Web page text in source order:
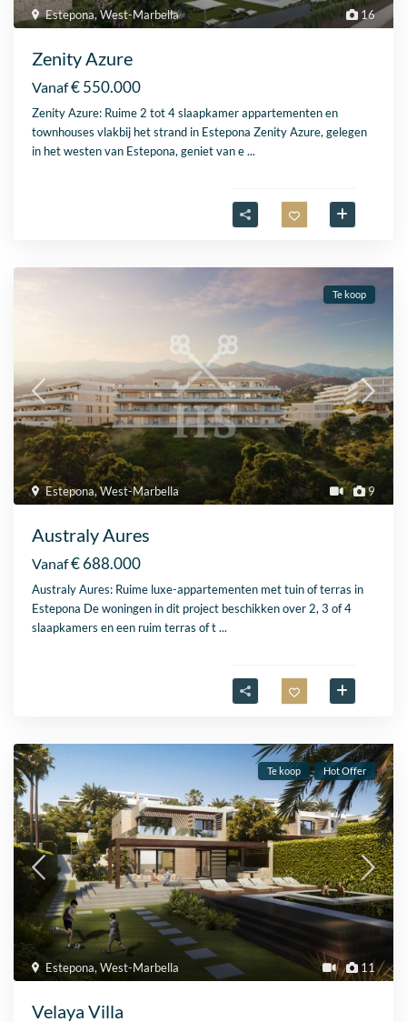
16
Estepona,West-Marbella
Zenity Azure
Vanaf€ 550.000
Zenity Azure: Ruime 2 tot 4 slaapkamer appartementen en
townhouses vlakbij het strand in Estepona Zenity Azure, gelegen
in het westen van Estepona, geniet van e...
9
Estepona,West-Marbella
Te koop
Australy Aures
Vanaf€ 688.000
Australy Aures: Ruime luxe-appartementen met tuin of terras in
Estepona De woningen in dit project beschikken over 2, 3 of 4
slaapkamers en een ruim terras of t...
11
Estepona,West-Marbella
Te koop Hot Offer
Velaya Villa